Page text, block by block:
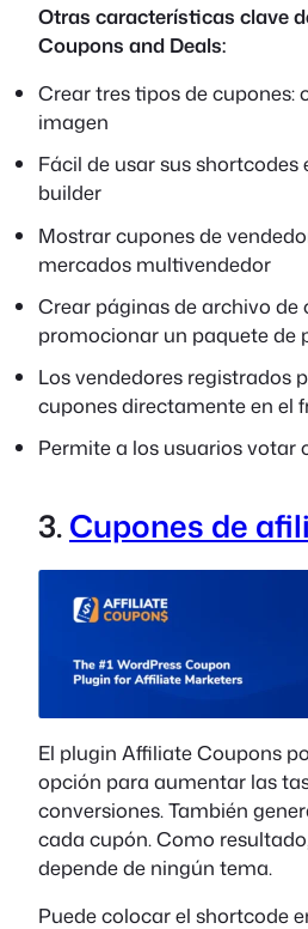
Otras características clave
Coupons and Deals:
Crear tres tipos de cupones:
imagen
Fácil de usar sus shortcodes
builder
Mostrar cupones de
mercados multivendedor
Crear páginas de archivo de
promocionar un paquete de
Los vendedores registrados
cupones directamente en el
Permite a los usuarios votar
3.Cupones de
El plugin Affiliate Coupons
opción para aumentar las
conversiones. También
cada cupón. Como
depende de ningún tema.
Puede colocar el shortcode